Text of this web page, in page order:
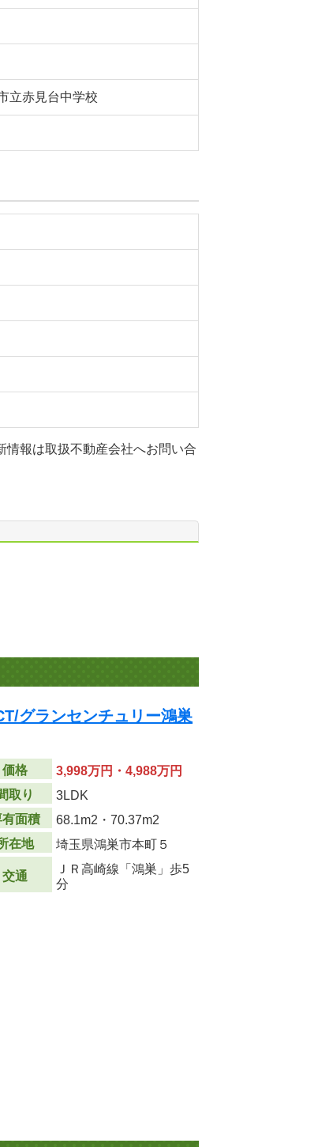
立赤見台中学校
情報は取扱不動産会社へお問い合
グランセンチュリー鴻巣
価格
3,998万円・4,988万円
取り
3LDK
有面積
68.1m2 ・70.37m2
在地
埼玉県鴻巣市本町５
交通
ＪＲ高崎線「鴻巣」歩5
分